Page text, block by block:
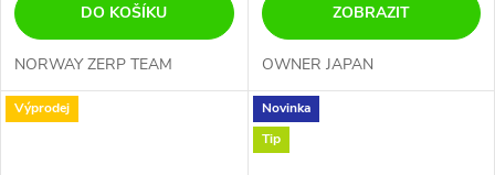
DO KOŠÍKU
NORWAY ZERP TEAM
ZOBRAZIT
OWNER JAPAN
Výprodej
Novinka
Tip